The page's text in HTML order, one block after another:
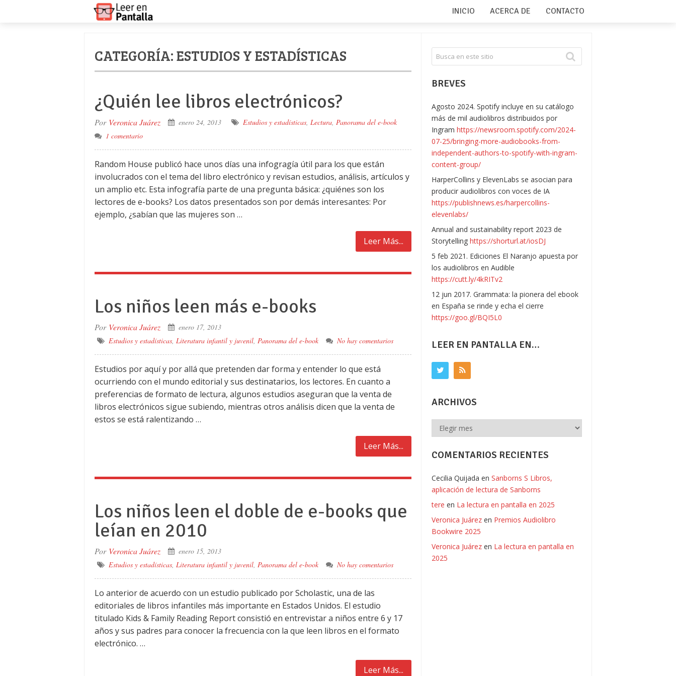
INICIO ACERCA DE CONTACTO
CATEGORÍA:ESTUDIOS Y ESTADÍSTICAS
¿Quién lee libros electrónicos?
Por Veronica Juárez enero 24, 2013 Estudios y estadísticas, Lectura, Panorama del e-book
1 comentario
Random House publicó hace unos días una infogragía útil para los que están
involucrados con el tema del libro electrónico y revisan estudios, análisis, artículos y
un amplio etc. Esta infografía parte de una pregunta básica: ¿quiénes son los
lectores de e-books? Los datos presentados son por demás interesantes: Por
ejemplo, ¿sabían que las mujeres son …
Leer Más...
Los niños leen más e-books
Por Veronica Juárez
enero 17, 2013
Estudios y estadísticas, Literatura infantil y juvenil, Panorama del e-book No hay comentarios
Estudios por aquí y por allá que pretenden dar forma y entender lo que está
ocurriendo con el mundo editorial y sus destinatarios, los lectores. En cuanto a
preferencias de formato de lectura, algunos estudios aseguran que la venta de
libros electrónicos sigue subiendo, mientras otros análisis dicen que la venta de
estos se está ralentizando …
Leer Más...
Los niños leen el doble de e-books que
leían en 2010
Por Veronica Juárez
enero 15, 2013
Estudios y estadísticas, Literatura infantil y juvenil, Panorama del e-book No hay comentarios
Lo anterior de acuerdo con un estudio publicado por Scholastic, una de las
editoriales de libros infantiles más importante en Estados Unidos. El estudio
titulado Kids & Family Reading Report consistió en entrevistar a niños entre 6 y 17
años y sus padres para conocer la frecuencia con la que leen libros en el formato
electrónico. …
Leer Más...
BREVES
Agosto 2024. Spotify incluye en su catálogo
más de mil audiolibros distribuidos por
Ingramhttps://newsroom.spotify.com/2024-
07-25/bringing-more-audiobooks-from-
independent-authors-to-spotify-with-ingram-
content-group/
HarperCollins y ElevenLabs se asocian para
producir audiolibros con voces de IA
https://publishnews.es/harpercollins-
elevenlabs/
Annual and sustainability report 2023 de
Storytellinghttps://shorturl.at/iosDJ
5 feb 2021. Ediciones El Naranjo apuesta por
los audiolibros en Audible
https://cutt.ly/4kRITv2
12 jun 2017. Grammata: la pionera del ebook
en España se rinde y echa el cierre
https://goo.gl/BQI5L0
LEER EN PANTALLA EN…
ARCHIVOS
Archivos
COMENTARIOS RECIENTES
Cecilia Quijada enSanborns S Libros,
aplicación de lectura de Sanborns
tere en La lectura en pantalla en 2025
Veronica Juárez en Premios Audiolibro
Bookwire 2025
Veronica Juárez en La lectura en pantalla en
2025